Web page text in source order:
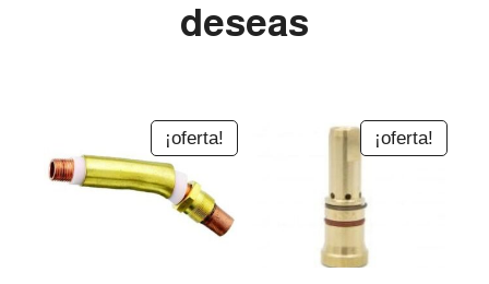
deseas
¡oferta! ¡oferta!